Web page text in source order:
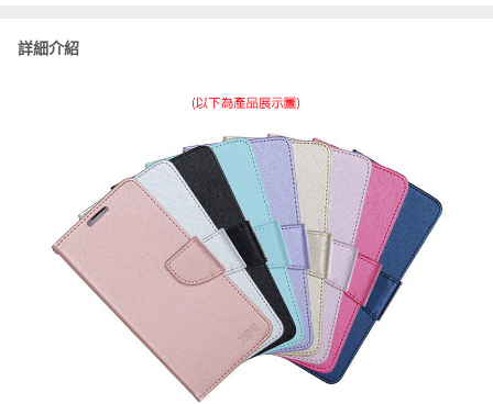
詳細介紹